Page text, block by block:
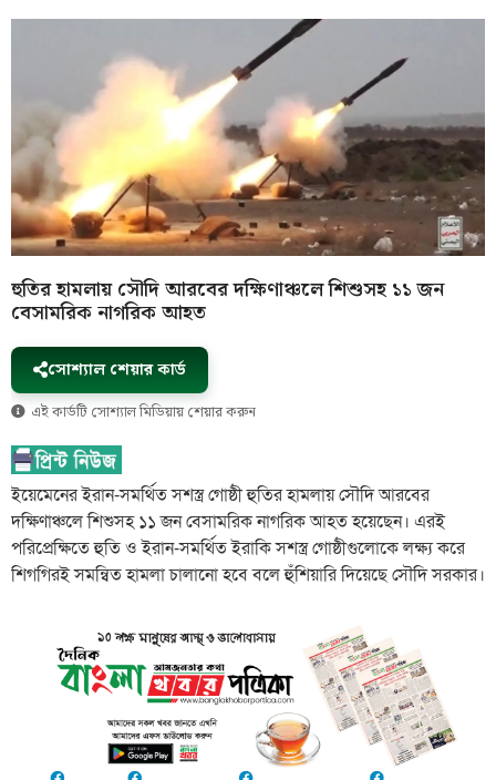
হুতির হামলায় সৌদি আরবের দক্ষিণাঞ্চলে শিশুসহ ১১ জন
বেসামরিক নাগরিক আহত
সোশ্যাল শেয়ার কার্ড
এই কার্ডটি সোশ্যাল মিডিয়ায় শেয়ার করুন
ইয়েমেনের ইরান-সমর্থিত সশস্ত্র গোষ্ঠী হুতির হামলায় সৌদি আরবের
দক্ষিণাঞ্চলে শিশুসহ ১১ জন বেসামরিক নাগরিক আহত হয়েছেন। এরই
পরিপ্রেক্ষিতে হুতি ও ইরান-সমর্থিত ইরাকি সশস্ত্র গোষ্ঠীগুলোকে লক্ষ্য করে
শিগগিরই সমন্বিত হামলা চালানো হবে বলে হুঁশিয়ারি দিয়েছে সৌদি সরকার।